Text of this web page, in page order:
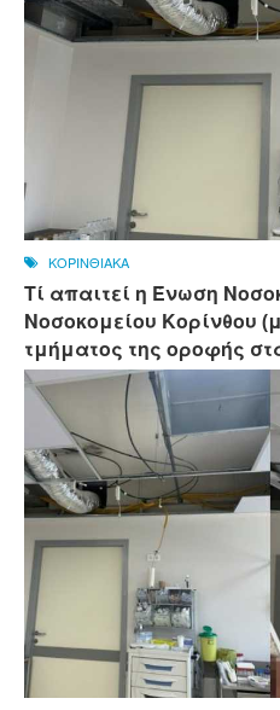
ΚΟΡΙΝΘΙΑΚΑ
Τί απαιτεί η Ένωση
Νοσοκομείου Κορίνθου
τμήματος της οροφής